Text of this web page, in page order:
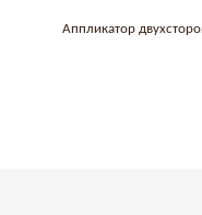
Аппликатор